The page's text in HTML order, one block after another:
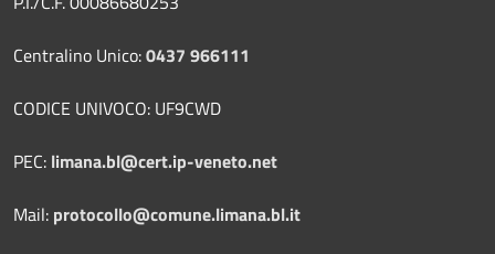
Centralino Unico:0437 966111
CODICE UNIVOCO: UF9CWD
PEC: limana.bl@cert.ip-veneto.net
Mail: protocollo@comune.limana.bl.it